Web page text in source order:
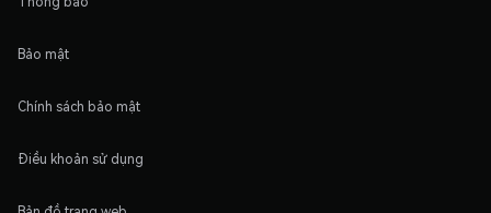
Bảo mật
Chính sách bảo mật
Điều khoản sử dụng